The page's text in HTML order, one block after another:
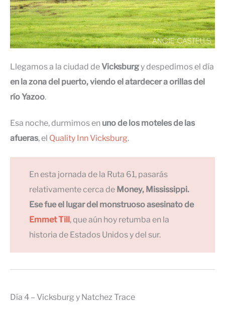
Llegamos a la ciudad deVicksburgy despedimos el día
en la zona del puerto, viendo el atardecer a orillas del
río Yazoo.
Esa noche, durmimos en uno de los moteles de las
afueras, el Quality Inn Vicksburg.
En esta jornada de la Ruta 61, pasarás
relativamente cerca de Money, Mississippi.
Ese fueel lugar del monstruoso asesinato de
Emmet Till , que aún hoy retumba en la
historia de Estados Unidos y del sur.
Día 4 – Vicksburg y Natchez Trace